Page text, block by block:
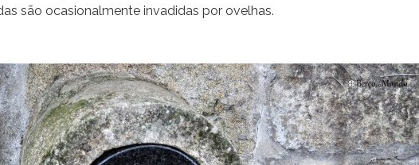
são ocasionalmente invadidas por ovelhas.